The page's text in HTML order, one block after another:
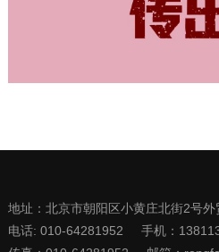
地址：北京市朝阳区小黄庄北街2号
电话: 010-64281952
手机：